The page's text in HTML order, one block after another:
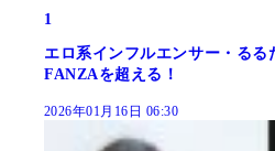
1
エロ系インフルエンサー・る
FANZAを超える！
2026年01月16日 06:30